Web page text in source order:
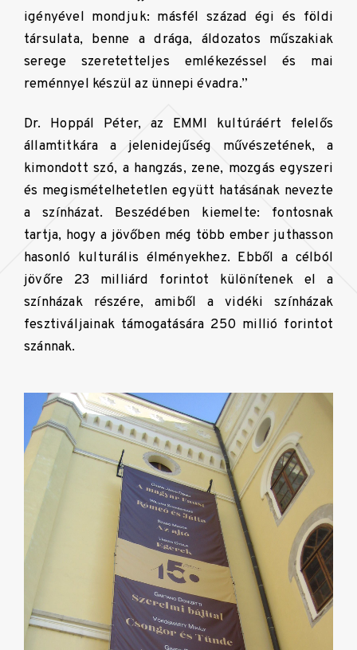
igényével mondjuk: másfél század égi és földi
társulata, benne a drága, áldozatos műszakiak
serege szeretetteljes emlékezéssel és mai
reménnyel készül az ünnepi évadra.”
Dr. Hoppál Péter, az EMMI kultúráért felelős
államtitkára a jelenidejűség művészetének, a
kimondott szó, a hangzás, zene, mozgás egyszeri
és megismételhetetlen együtt hatásának nevezte
a színházat. Beszédében kiemelte: fontosnak
tartja, hogy a jövőben még több ember juthasson
hasonló kulturális élményekhez. Ebből a célból
jövőre 23 milliárd forintot különítenek el a
színházak részére, amiből a vidéki színházak
fesztiváljainak támogatására 250 millió forintot
szánnak.